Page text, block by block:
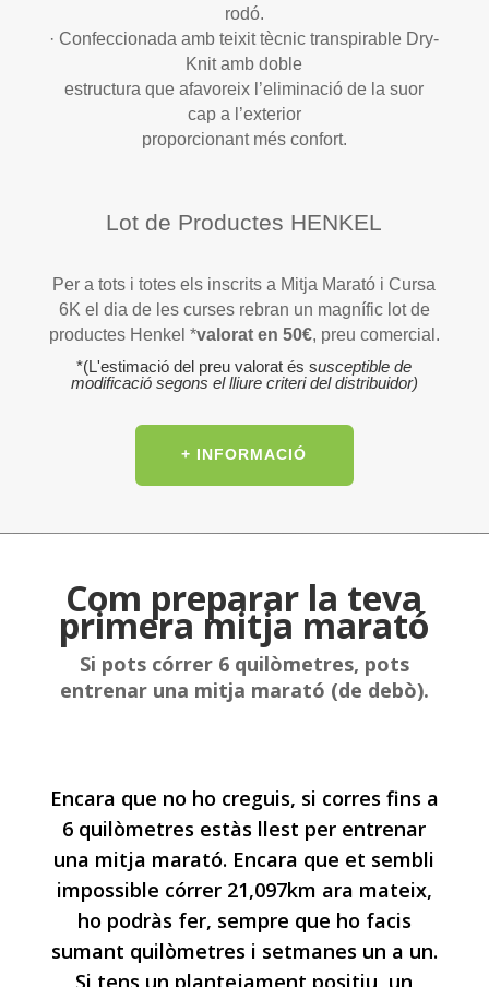
rodó.
· Confeccionada amb teixit tècnic transpirable Dry-
Knit amb doble
estructura que afavoreix l’eliminació de la suor
cap a l’exterior
proporcionant més confort.
Lot de Productes HENKEL
Per a tots i totes els inscrits a Mitja Marató i Cursa
6K el dia de les curses rebran un magnífic lot de
productes Henkel *valorat en 50€, preu comercial.
*(L'estimació del preu valorat és susceptible de
modificació segons el lliure criteri del distribuidor)
+ INFORMACIÓ
Com preparar la teva
primera mitja marató
Si pots córrer 6 quilòmetres, pots
entrenar una mitja marató (de debò).
Encara que no ho creguis, si corres fins a
6 quilòmetres estàs llest per entrenar
una mitja marató. Encara que et sembli
impossible córrer 21,097km ara mateix,
ho podràs fer, sempre que ho facis
sumant quilòmetres i setmanes un a un.
Si tens un plantejament positiu, un